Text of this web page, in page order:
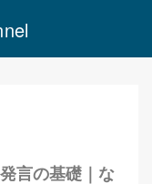
言の基礎｜な